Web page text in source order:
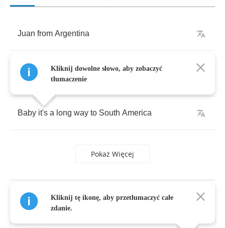
Juan from Argentina
Such strange predicament we find ourselves
in
Baby it's a long way to South America
Pokaż Więcej
Kliknij dowolne słowo, aby zobaczyć
tłumaczenie
Kliknij tę ikonę, aby przetłumaczyć całe
zdanie.
Albumy, autor: Grizzly Bear